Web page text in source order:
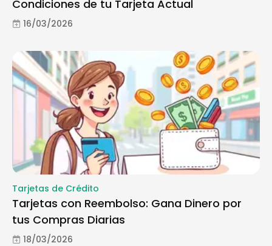
Condiciones de tu Tarjeta Actual
16/03/2026
Tarjetas de Crédito
Tarjetas con Reembolso: Gana Dinero por
tus Compras Diarias
18/03/2026